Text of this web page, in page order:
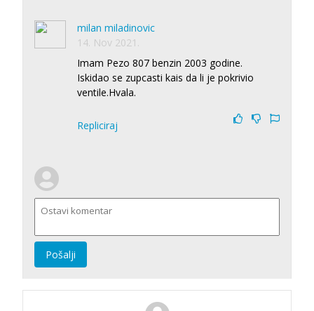
milan miladinovic
14. Nov 2021.
Imam Pezo 807 benzin 2003 godine.
Iskidao se zupcasti kais da li je pokrivio
ventile.Hvala.
Repliciraj
Pošalji